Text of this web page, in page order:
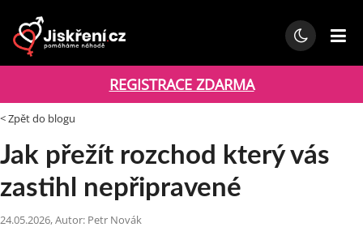
REGISTRACE ZDARMA
< Zpět do blogu
Jak přežít rozchod který vás
zastihl nepřipravené
24.05.2026, Autor: Petr Novák